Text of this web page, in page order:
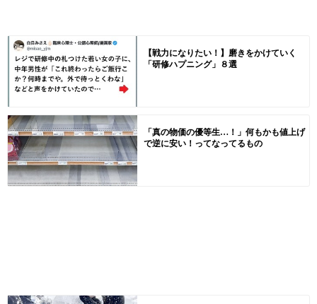
【戦力になりたい！】磨きをかけていく
「研修ハプニング」８選
「真の物価の優等生…！」何もかも値上げ
で逆に安い！ってなってるもの